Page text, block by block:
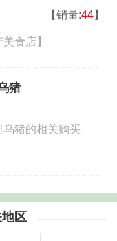
【销量:44】
食店】
猪
猪的相关购买
区